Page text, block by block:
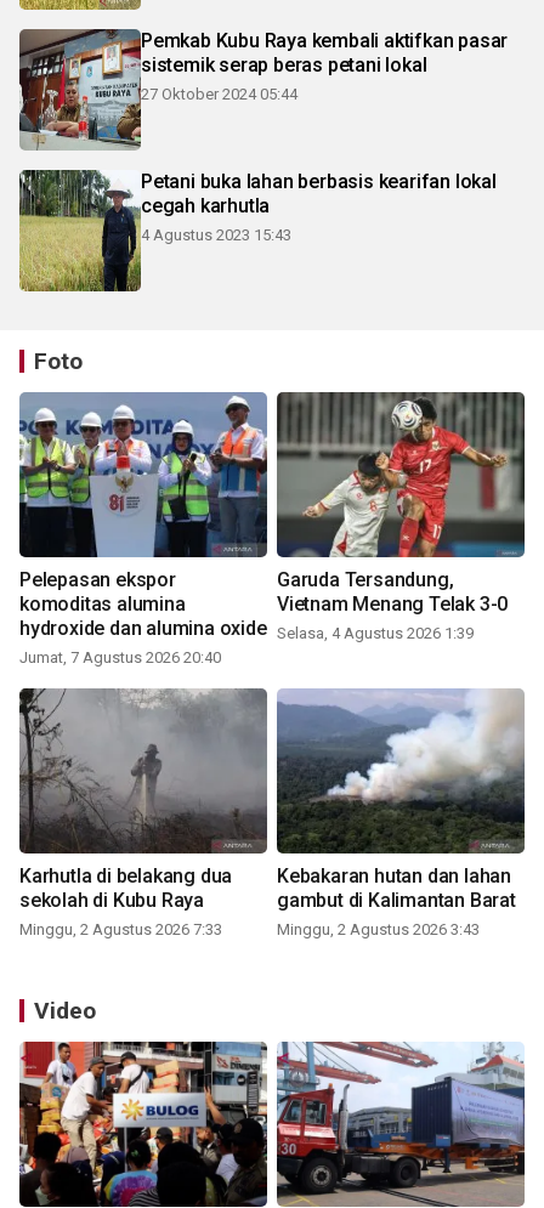
Pemkab Kubu Raya kembali aktifkan pasar
sistemik serap beras petani lokal
27 Oktober 2024 05:44
Petani buka lahan berbasis kearifan lokal
cegah karhutla
4 Agustus 2023 15:43
Foto
Pelepasan ekspor
komoditas alumina
hydroxide dan alumina oxide
Jumat, 7 Agustus 2026 20:40
Garuda Tersandung,
Vietnam Menang Telak 3-0
Selasa, 4 Agustus 2026 1:39
Karhutla di belakang dua
sekolah di Kubu Raya
Minggu, 2 Agustus 2026 7:33
Kebakaran hutan dan lahan
gambut di Kalimantan Barat
Minggu, 2 Agustus 2026 3:43
Video